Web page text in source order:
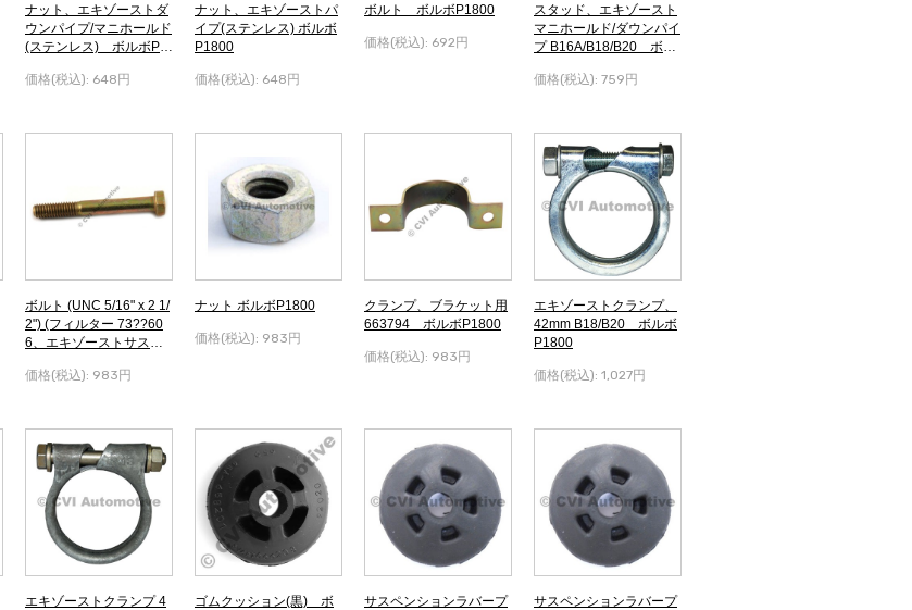
ナット、エキゾーストダ
ウンパイプ/マニホールド
(ステンレス) ボルボP1
価格(税込): 648円
ナット、エキゾーストパ
イプ(ステンレス) ボルボ
P1800
価格(税込): 648円
ボルト ボルボP1800
価格(税込): 692円
スタッド、エキゾースト
マニホールド/ダウンパイ
プ B16A/B18/B20 ボル
価格(税込): 759円
ボルト (UNC 5/16" x 2 1/
2") (フィルター 73??60
6、エキゾーストサスペ
P1800
価格(税込): 983円
ナット ボルボP1800
価格(税込): 983円
クランプ、ブラケット用
663794 ボルボP1800
価格(税込): 983円
エキゾーストクランプ、
42mm B18/B20 ボルボ
P1800
価格(税込): 1,027円
エキゾーストクランプ 4
ゴムクッション(黒) ボ
サスペンションラバープ
サスペンションラバープ